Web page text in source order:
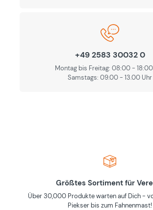
+49 2583 30032 0
Montag bis Freitag: 08:00 -
Samstags: 09.00 - 13.00 Uhr
Größtes Sortiment für
Über 30,000 Produkte warten auf Dich -
Piekser bis zum Fahnenmast!